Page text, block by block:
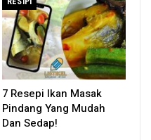
7 Resepi Ikan Masak
Pindang Yang Mudah
Dan Sedap!